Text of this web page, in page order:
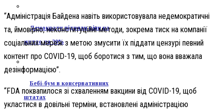
Демократи підняли ціни на
житло на 30%
Бебі-бум в консервативних
штатах
“Адміністрація Байдена навіть використовувала недемократичні
та, ймовірно, неконституційні методи, зокрема тиск на компанії
соціальних мереж з метою змусити їх піддати цензурі певний
контент про COVID-19, щоб боротися з тим, що вона вважала
дезінформацією”.
“FDA поквапилося зі схваленням вакцини від COVID-19, щоб
укластися в довільні терміни, встановлені адміністрацією